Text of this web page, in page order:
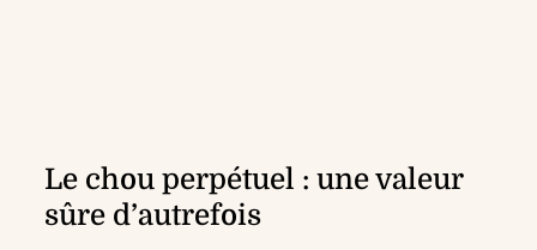
Le chou perpétuel : une valeur
sûre d’autrefois